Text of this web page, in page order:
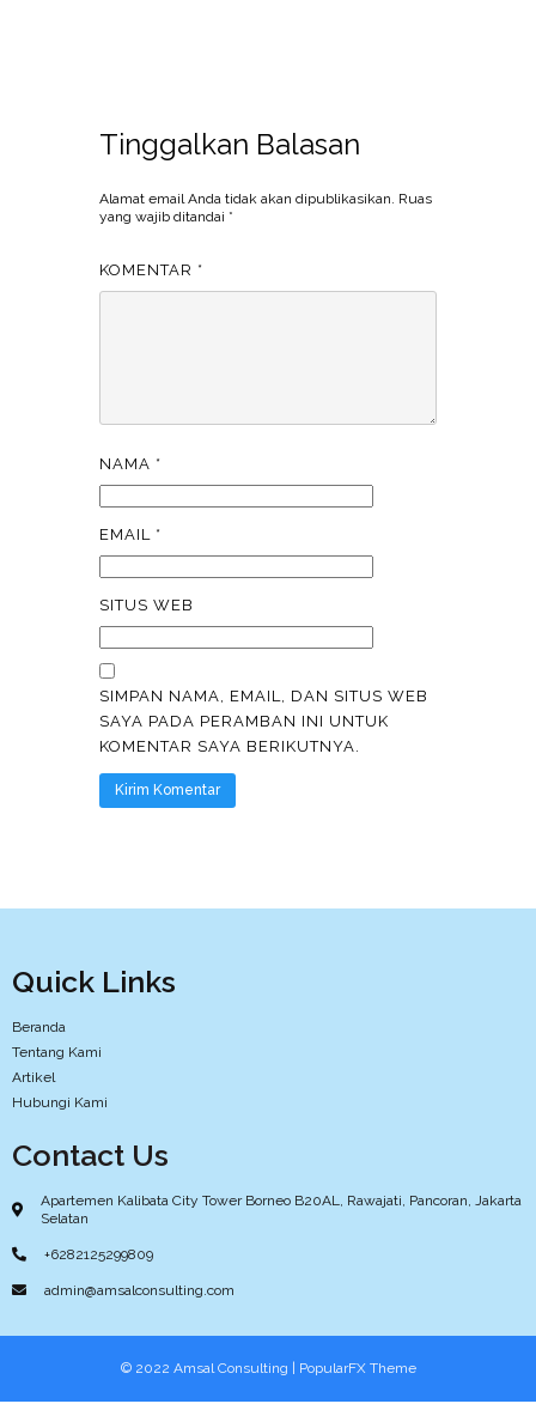
Tinggalkan Balasan
Alamat email Anda tidak akan dipublikasikan. Ruas
yang wajib ditandai *
KOMENTAR *
NAMA *
EMAIL *
SITUS WEB
SIMPAN NAMA, EMAIL, DAN SITUS WEB
SAYA PADA PERAMBAN INI UNTUK
KOMENTAR SAYA BERIKUTNYA.
Quick Links
Beranda
Tentang Kami
Artikel
Hubungi Kami
Contact Us
Apartemen Kalibata City Tower Borneo B20AL, Rawajati, Pancoran, Jakarta
Selatan
+6282125299809
admin@amsalconsulting.com
© 2022 Amsal Consulting | PopularFX Theme